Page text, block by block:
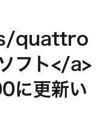
quattro
フト</a>
に更新い